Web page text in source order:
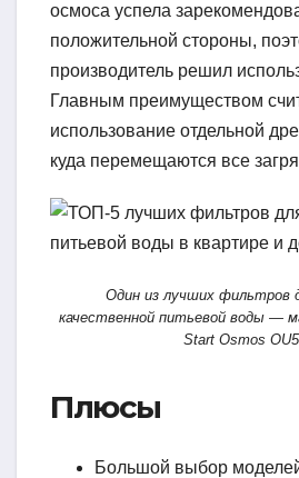
осмоса успела
положительной стороны,
производитель решил
Главным преимуществом
использование отдельной
куда перемещаются все
Один из лучших фильтров
качественной питьевой воды —
Start Osmos
Плюсы
Большой выбор